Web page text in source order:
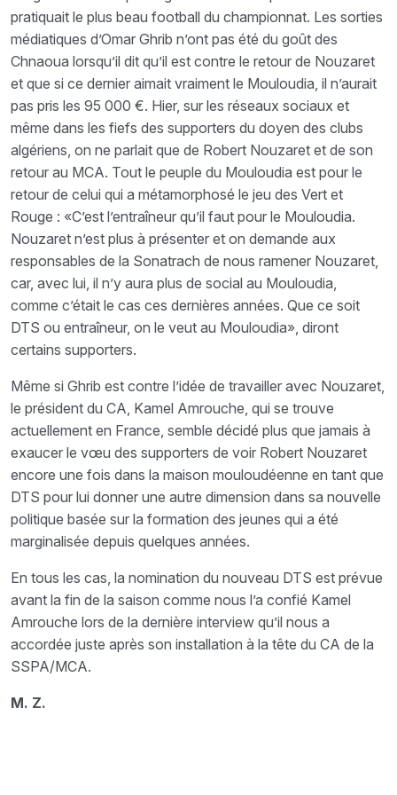
pratiquait le plus beau football du championnat. Les sorties
médiatiques d’Omar Ghrib n’ont pas été du goût des
Chnaoua lorsqu’il dit qu’il est contre le retour de Nouzaret
et que si ce dernier aimait vraiment le Mouloudia, il n’aurait
pas pris les 95 000 €. Hier, sur les réseaux sociaux et
même dans les fiefs des supporters du doyen des clubs
algériens, on ne parlait que de Robert Nouzaret et de son
retour au MCA. Tout le peuple du Mouloudia est pour le
retour de celui qui a métamorphosé le jeu des Vert et
Rouge : «C’est l’entraîneur qu’il faut pour le Mouloudia.
Nouzaret n’est plus à présenter et on demande aux
responsables de la Sonatrach de nous ramener Nouzaret,
car, avec lui, il n’y aura plus de social au Mouloudia,
comme c’était le cas ces dernières années. Que ce soit
DTS ou entraîneur, on le veut au Mouloudia», diront
certains supporters.
Même si Ghrib est contre l’idée de travailler avec Nouzaret,
le président du CA, Kamel Amrouche, qui se trouve
actuellement en France, semble décidé plus que jamais à
exaucer le vœu des supporters de voir Robert Nouzaret
encore une fois dans la maison mouloudéenne en tant que
DTS pour lui donner une autre dimension dans sa nouvelle
politique basée sur la formation des jeunes qui a été
marginalisée depuis quelques années.
En tous les cas, la nomination du nouveau DTS est prévue
avant la fin de la saison comme nous l’a confié Kamel
Amrouche lors de la dernière interview qu’il nous a
accordée juste après son installation à la tête du CA de la
SSPA/MCA.
M. Z.